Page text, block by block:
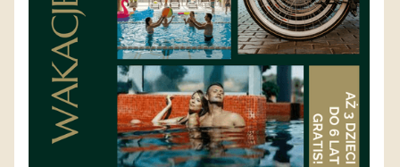
dziećmi i sobą".
Soliści — wellness na
własny rachunek